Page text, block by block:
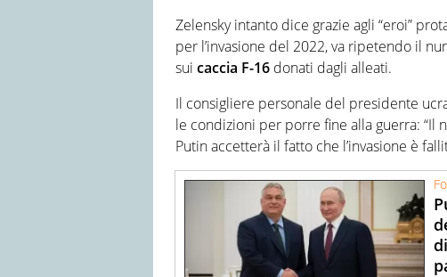
Zelensky intanto dice grazie agli “eroi”
per l’invasione del 2022, va ripetendo il
sui caccia F-16 donati dagli alleati.
Il consigliere personale del presidente
le condizioni per porre fine alla guerra: “Il
Putin accetterà il fatto che l’invasione è